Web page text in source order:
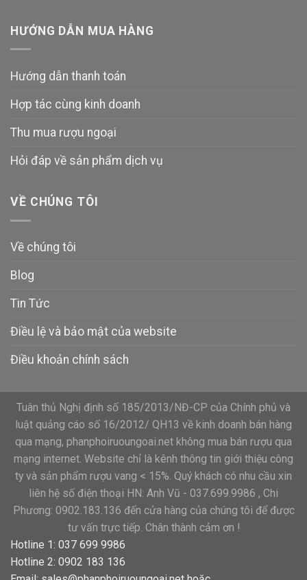
HƯỚNG DẪN MUA HÀNG
Hướng dẫn thanh toán
Hợp tác cùng kinh doanh
Thu mua rượu ngoại
Hỏi đáp về sản phẩm dịch vụ
VỀ CHÚNG TÔI
Về chúng tôi
Blog
Tin Tức
Điều lệ và bảo mật của website
Điều khoản chính sách
Tuân thủ Nghị định số 185/2013/NĐ-CP của Chính phủ và
luật quảng cáo số 16/2012/ QH13 về kinh doanh bán hàng
qua mạng, phanphoiruoungoai.net không mua bán rượu qua
mạng internet. Website chỉ là kênh thông tin giới thiệu công
ty và sản phẩm rượu vang < 15%. Quý khách có nhu cầu xin
liên hệ số điện thoại HN: Anh Vũ - 037.699.9986 , Chi
Phương: 0902.183.136 đến cửa hàng của chúng tôi để được
tư vấn trực tiếp. Chân thành cảm ơn !
Hotline 1: 037 699 9986
Hotline 2: 0902 183 136